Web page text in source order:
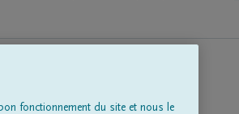
fonctionnement du site et nous le